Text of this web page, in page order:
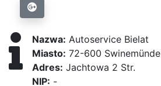
Nazwa: Autoservice Bielat
Miasto: 72-600 Swinemünde
Adres: Jachtowa 2 Str.
NIP: -